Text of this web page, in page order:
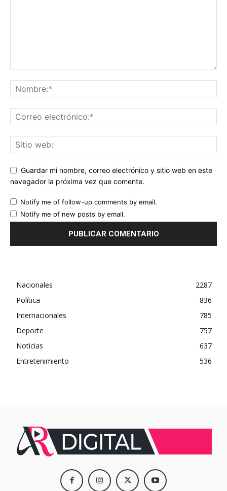
Guardar mi nombre, correo electrónico y sitio web en este
navegador la próxima vez que comente.
Notify me of follow-up comments by email.
Notify me of new posts by email.
Nacionales
2287
Política
836
Internacionales
785
Deporte
757
Noticias
637
Entretenimiento
536